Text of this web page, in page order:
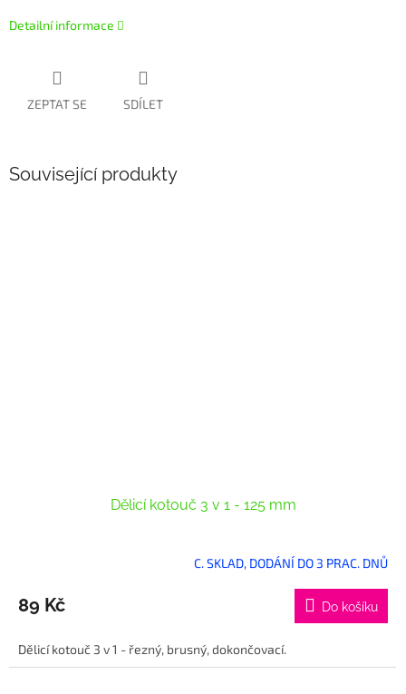
Detailní informace
ZEPTAT SE SDÍLET
Související produkty
Dělicí kotouč 3 v 1 - 125 mm
C. SKLAD, DODÁNÍ DO 3 PRAC. DNŮ
89 Kč Do košíku
Dělicí kotouč 3 v 1 - řezný, brusný, dokončovací.